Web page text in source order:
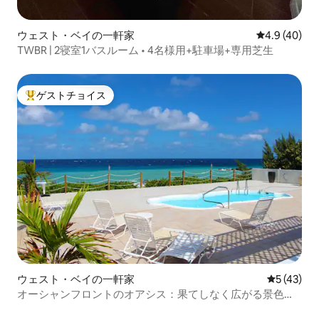
ウェスト・ベイの一軒家 レビュー40
4.9 (40)
TWBR | 2寝室1バスルーム • 4名様用+駐車場+専用芝生
大好評のゲストチョイスです。
ゲストチョイス
ウェスト・ベイの一軒家 レビュー
5 (43)
オーシャンフロントのオアシス：果てしなく広がる景色、